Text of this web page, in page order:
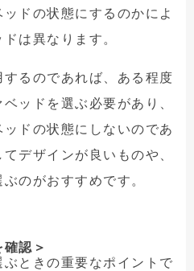
ドの状態にするのかによ
は異なります。
るのであれば、ある程度
ッドを選ぶ必要があり、
ドの状態にしないのであ
デザインが良いものや、
のがおすすめです。
認＞
ときの重要なポイントで